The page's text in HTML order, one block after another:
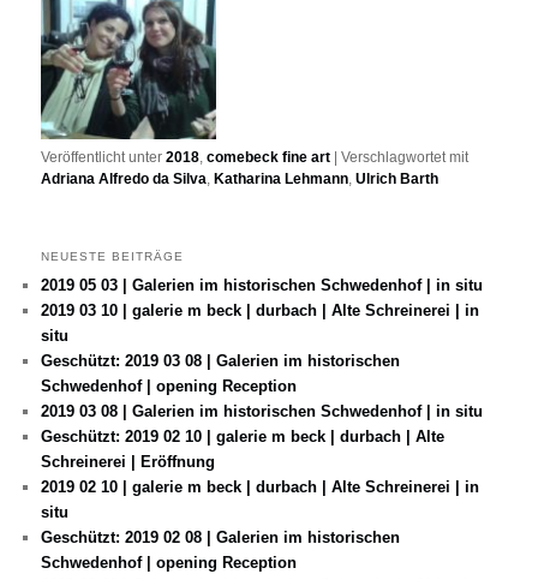
Veröffentlicht unter 2018,comebeck fine art |Verschlagwortet mit
Adriana Alfredo da Silva, Katharina Lehmann,Ulrich Barth
NEUESTE BEITRÄGE
2019 05 03 | Galerien im historischen Schwedenhof | in situ
2019 03 10 | galerie m beck | durbach | Alte Schreinerei | in
situ
Geschützt: 2019 03 08 | Galerien im historischen
Schwedenhof | opening Reception
2019 03 08 | Galerien im historischen Schwedenhof | in situ
Geschützt: 2019 02 10 | galerie m beck | durbach | Alte
Schreinerei | Eröffnung
2019 02 10 | galerie m beck | durbach | Alte Schreinerei | in
situ
Geschützt: 2019 02 08 | Galerien im historischen
Schwedenhof | opening Reception